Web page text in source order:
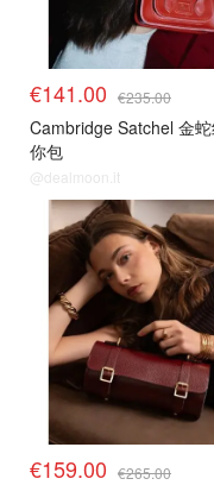
€141.00 €235.00
Cambridge Satchel 金
你包
@dealmoon.it
€159.00 €265.00